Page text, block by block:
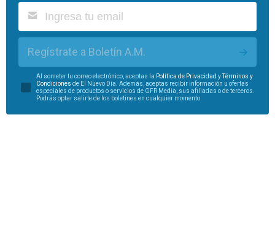
Regístrate a Boletín A.M.
Al someter tu correo electrónico, aceptas la Política de Privacidad y
Términos y
Condiciones de El Nuevo Día. Además, aceptas recibir información u ofertas
especiales de productos o servicios de GFR Media, sus afiliadas o de terceros.
Podrás optar salirte de los boletines en cualquier momento.